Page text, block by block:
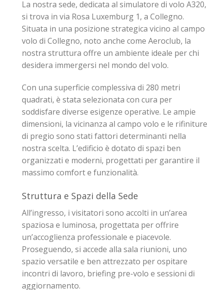
La nostra sede, dedicata al simulatore di volo A320,
si trova in via Rosa Luxemburg 1, a Collegno.
Situata in una posizione strategica vicino al campo
volo di Collegno, noto anche come Aeroclub, la
nostra struttura offre un ambiente ideale per chi
desidera immergersi nel mondo del volo.
Con una superficie complessiva di 280 metri
quadrati, è stata selezionata con cura per
soddisfare diverse esigenze operative. Le ampie
dimensioni, la vicinanza al campo volo e le rifiniture
di pregio sono stati fattori determinanti nella
nostra scelta. L’edificio è dotato di spazi ben
organizzati e moderni, progettati per garantire il
massimo comfort e funzionalità.
Struttura e Spazi della Sede
All’ingresso, i visitatori sono accolti in un’area
spaziosa e luminosa, progettata per offrire
un’accoglienza professionale e piacevole.
Proseguendo, si accede alla sala riunioni, uno
spazio versatile e ben attrezzato per ospitare
incontri di lavoro, briefing pre-volo e sessioni di
aggiornamento.